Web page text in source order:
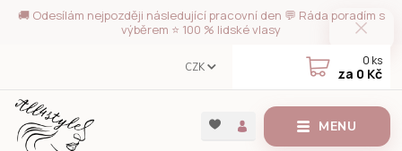
🚚 Odesílám nejpozději následující pracovní den 💬 Ráda poradím s
výběrem ⭐ 100 % lidské vlasy
MENU
CZK 0 ks
za 0 Kč